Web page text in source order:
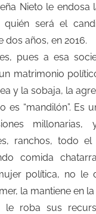
Nieto le endosa
quién será el
dos años, en 2016.
es, pues a esa
matrimonio
y la sobaja, la
es “mandilón”. Es
millonarias,
ranchos, todo
comida
política, no le
la mantiene en
le roba sus